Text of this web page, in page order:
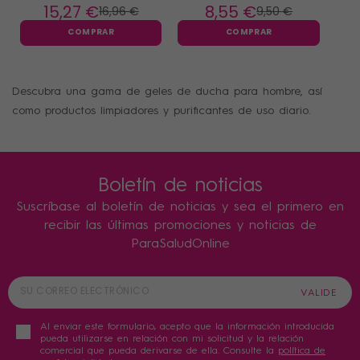
cabello 2x200ml16,96 €
15,27 €
COMPRAR
Tonificante 200ml
9,50 €
8,55 €
COMPRAR
Descubra una gama de geles de ducha para hombre, así
como productos limpiadores y purificantes de uso diario.
Boletín de noticias
Suscríbase al boletín de noticias y sea el primero en
recibir las últimas promociones y noticias de
ParaSaludOnline
Al enviar este formulario, acepto que la información introducida
pueda utilizarse en relación con mi solicitud y la relación
comercial que pueda derivarse de ella. Consulte la política de